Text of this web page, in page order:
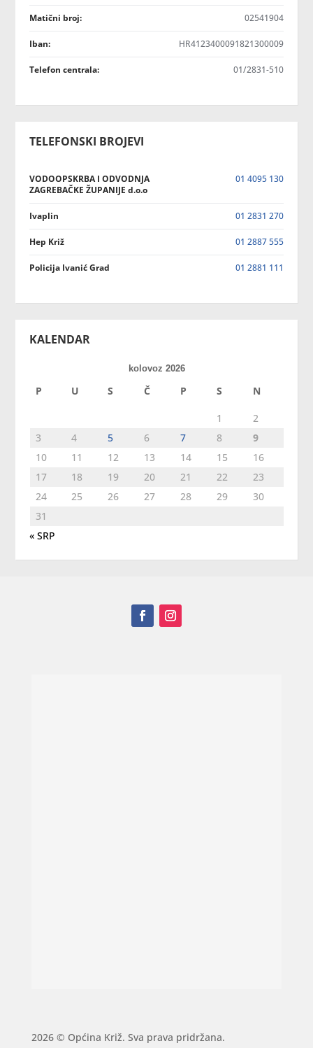
Matični broj: 02541904
Iban: HR4123400091821300009
Telefon centrala: 01/2831-510
TELEFONSKI BROJEVI
VODOOPSKRBA I ODVODNJA
ZAGREBAČKE ŽUPANIJE d.o.o
01 4095 130
Ivaplin 01 2831 270
Hep Križ 01 2887 555
Policija Ivanić Grad 01 2881 111
KALENDAR
kolovoz 2026
P U S Č P S N
1
2
3
4 5 6 7 8
9
10
11 12 13 14 15
16
17
18 19 20 21 22
23
24
25 26 27 28 29
30
31
« SRP
2026 © Općina Križ. Sva prava pridržana.